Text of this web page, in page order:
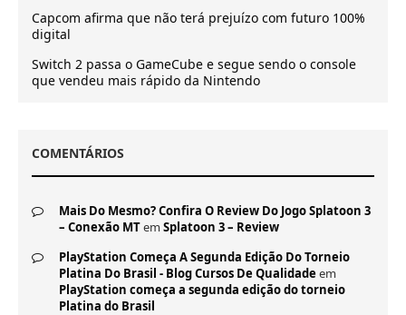
Capcom afirma que não terá prejuízo com futuro 100%
digital
Switch 2 passa o GameCube e segue sendo o console
que vendeu mais rápido da Nintendo
COMENTÁRIOS
Mais Do Mesmo? Confira O Review Do Jogo Splatoon 3
– Conexão MTem Splatoon 3 – Review
PlayStation Começa A Segunda Edição Do Torneio
Platina Do Brasil - Blog Cursos De Qualidade em
PlayStation começa a segunda edição do torneio
Platina do Brasil